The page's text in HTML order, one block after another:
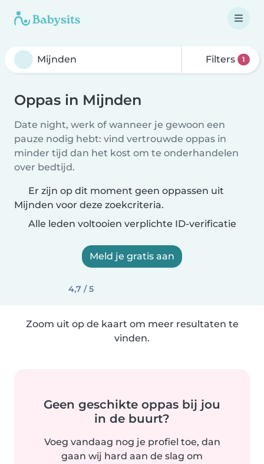
Filters 1
Oppas in Mijnden
Date night, werk of wanneer je gewoon een
pauze nodig hebt: vind vertrouwde oppas in
minder tijd dan het kost om te onderhandelen
over bedtijd.
Er zijn op dit moment geen oppassen uit
Mijnden voor deze zoekcriteria.
Alle leden voltooien verplichte ID-verificatie
Meld je gratis aan
4,7 / 5
Zoom uit op de kaart om meer resultaten te
vinden.
Geen geschikte oppas bij jou
in de buurt?
Voeg vandaag nog je profiel toe, dan
gaan wij hard aan de slag om